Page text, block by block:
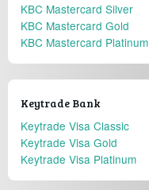
KBC Mastercard Silver
KBC Mastercard Gold
KBC Mastercard Platinum
Keytrade Bank
Keytrade Visa Classic
Keytrade Visa Gold
Keytrade Visa Platinum